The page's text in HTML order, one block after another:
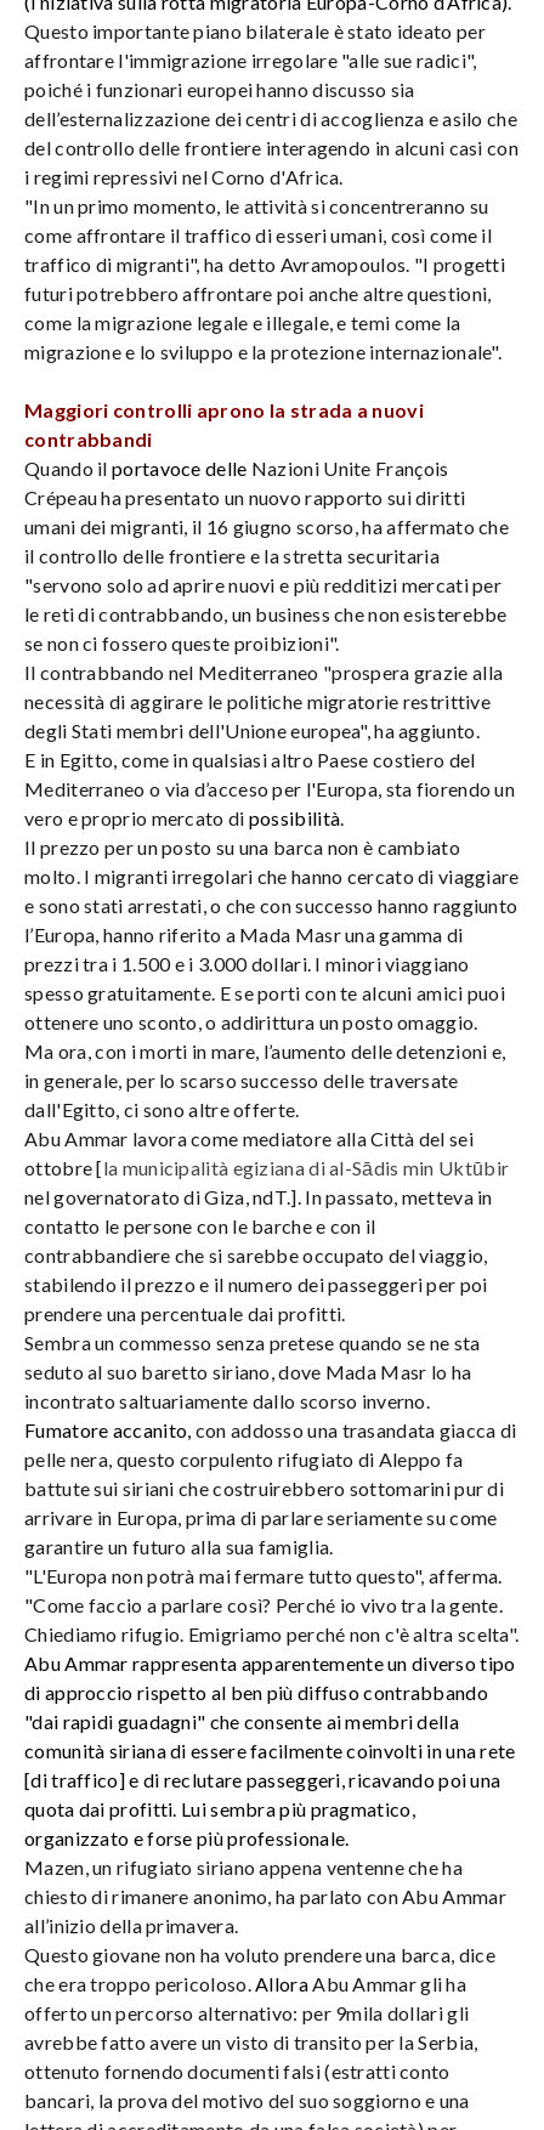
Questo importante piano bilaterale è stato ideato per
affrontare l'immigrazione irregolare "alle sue radici",
poiché i funzionari europei hanno discusso sia
dell’esternalizzazione dei centri di accoglienza e asilo che
del controllo delle frontiere interagendo in alcuni casi con
i regimi repressivi nel Corno d'Africa.
"In un primo momento, le attività si concentreranno su
come affrontare il traffico di esseri umani, così come il
traffico di migranti", ha detto Avramopoulos. "I progetti
futuri potrebbero affrontare poi anche altre questioni,
come la migrazione legale e illegale, e temi come la
migrazione e lo sviluppo e la protezione internazionale".
Maggiori controlli aprono la strada a nuovi
contrabbandi
Quando ilportavoce delle Nazioni Unite François
Crépeau ha presentato un nuovo rapporto sui diritti
umani dei migranti, il 16 giugno scorso, ha affermato che
il controllo delle frontiere e la stretta securitaria
"servono solo ad aprire nuovi e più redditizi mercati per
le reti di contrabbando, un business che non esisterebbe
se non ci fossero queste proibizioni".
Il contrabbando nel Mediterraneo "prospera grazie alla
necessità di aggirare le politiche migratorie restrittive
degli Stati membri dell'Unione europea", ha aggiunto.
E in Egitto, come in qualsiasi altro Paese costiero del
Mediterraneo o via d’acceso per l'Europa, sta fiorendo un
vero e proprio mercato di possibilità.
Il prezzo per un posto su una barca non è cambiato
molto. I migranti irregolari che hanno cercato di viaggiare
e sono stati arrestati, o che con successo hanno raggiunto
l’Europa, hanno riferito a Mada Masr una gamma di
prezzi tra i 1.500 e i 3.000 dollari. I minori viaggiano
spesso gratuitamente. E se porti con te alcuni amici puoi
ottenere uno sconto, o addirittura un posto omaggio.
Ma ora, con i morti in mare, l’aumento delle detenzioni e,
in generale, per lo scarso successo delle traversate
dall'Egitto, ci sono altre offerte.
Abu Ammar lavora come mediatore alla Città del sei
ottobre [la municipalità egiziana di al-Sādis min Uktūbir
nel governatorato di Giza, ndT.]. In passato, metteva in
contatto le persone con le barche e con il
contrabbandiere che si sarebbe occupato del viaggio,
stabilendo il prezzo e il numero dei passeggeri per poi
prendere una percentuale dai profitti.
Sembra un commesso senza pretese quando se ne sta
seduto al suo baretto siriano, dove Mada Masr lo ha
incontrato saltuariamente dallo scorso inverno.
Fumatore accanito, con addosso una trasandata giacca di
pelle nera, questo corpulento rifugiato di Aleppo fa
battute sui siriani che costruirebbero sottomarini pur di
arrivare in Europa, prima di parlare seriamente su come
garantire un futuro alla sua famiglia.
"L'Europa non potrà mai fermare tutto questo", afferma.
"Come faccio a parlare così? Perché io vivo tra la gente.
Chiediamo rifugio. Emigriamo perché non c'è altra scelta".
Abu Ammar rappresenta apparentemente un diverso tipo
di approccio rispetto al ben più diffuso contrabbando
"dai rapidi guadagni" che consente ai membri della
comunità siriana di essere facilmente coinvolti in una rete
[di traffico] e di reclutare passeggeri, ricavando poi una
quota dai profitti. Lui sembra più pragmatico,
organizzato e forse più professionale.
Mazen, un rifugiato siriano appena ventenne che ha
chiesto di rimanere anonimo, ha parlato con Abu Ammar
all’inizio della primavera.
Questo giovane non ha voluto prendere una barca, dice
che era troppo pericoloso.AlloraAbu Ammar gli ha
offerto un percorso alternativo: per 9mila dollari gli
avrebbe fatto avere un visto di transito per la Serbia,
ottenuto fornendo documenti falsi (estratti conto
bancari, la prova del motivo del suo soggiorno e una